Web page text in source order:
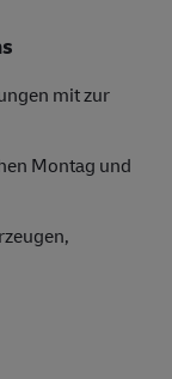
mit zur
Montag und